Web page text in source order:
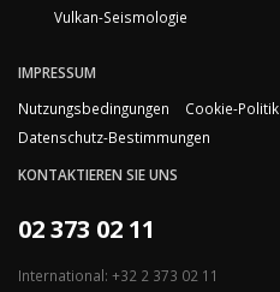
Vulkan-Seismologie
IMPRESSUM
Nutzungsbedingungen
Cookie-Politik
Datenschutz-Bestimmungen
KONTAKTIEREN SIE UNS
02 373 02 11
International: +32 2 373 02 11